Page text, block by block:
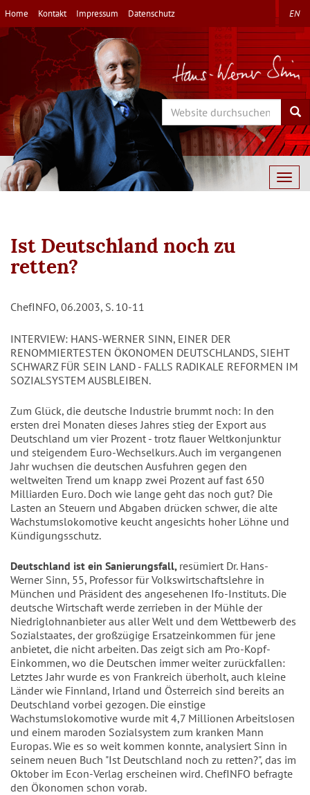
Direkt
zum
Inhalt
Home Kontakt Impressum Datenschutz EN
Search
Ist Deutschland noch zu
retten?
ChefINFO, 06.2003, S. 10-11
INTERVIEW: HANS-WERNER SINN, EINER DER
RENOMMIERTESTEN ÖKONOMEN DEUTSCHLANDS, SIEHT
SCHWARZ FÜR SEIN LAND - FALLS RADIKALE REFORMEN IM
SOZIALSYSTEM AUSBLEIBEN.
Zum Glück, die deutsche Industrie brummt noch: In den
ersten drei Monaten dieses Jahres stieg der Export aus
Deutschland um vier Prozent - trotz flauer Weltkonjunktur
und steigendem Euro-Wechselkurs. Auch im vergangenen
Jahr wuchsen die deutschen Ausfuhren gegen den
weltweiten Trend um knapp zwei Prozent auf fast 650
Milliarden Euro. Doch wie lange geht das noch gut? Die
Lasten an Steuern und Abgaben drücken schwer, die alte
Wachstumslokomotive keucht angesichts hoher Löhne und
Kündigungsschutz.
Deutschland ist ein Sanierungsfall, resümiert Dr. Hans-
Werner Sinn, 55, Professor für Volkswirtschaftslehre in
München und Präsident des angesehenen Ifo-Instituts. Die
deutsche Wirtschaft werde zerrieben in der Mühle der
Niedriglohnanbieter aus aller Welt und dem Wettbewerb des
Sozialstaates, der großzügige Ersatzeinkommen für jene
anbietet, die nicht arbeiten. Das zeigt sich am Pro-Kopf-
Einkommen, wo die Deutschen immer weiter zurückfallen:
Letztes Jahr wurde es von Frankreich überholt, auch kleine
Länder wie Finnland, Irland und Österreich sind bereits an
Deutschland vorbei gezogen. Die einstige
Wachstumslokomotive wurde mit 4,7 Millionen Arbeitslosen
und einem maroden Sozialsystem zum kranken Mann
Europas. Wie es so weit kommen konnte, analysiert Sinn in
seinem neuen Buch "Ist Deutschland noch zu retten?", das im
Oktober im Econ-Verlag erscheinen wird. ChefINFO befragte
den Ökonomen schon vorab.